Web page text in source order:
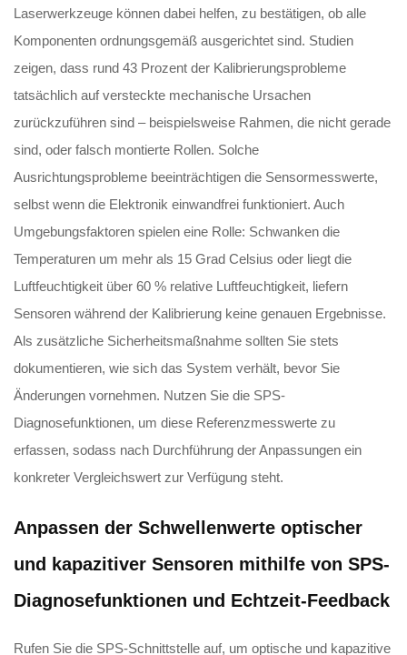
Laserwerkzeuge können dabei helfen, zu bestätigen, ob alle
Komponenten ordnungsgemäß ausgerichtet sind. Studien
zeigen, dass rund 43 Prozent der Kalibrierungsprobleme
tatsächlich auf versteckte mechanische Ursachen
zurückzuführen sind – beispielsweise Rahmen, die nicht gerade
sind, oder falsch montierte Rollen. Solche
Ausrichtungsprobleme beeinträchtigen die Sensormesswerte,
selbst wenn die Elektronik einwandfrei funktioniert. Auch
Umgebungsfaktoren spielen eine Rolle: Schwanken die
Temperaturen um mehr als 15 Grad Celsius oder liegt die
Luftfeuchtigkeit über 60 % relative Luftfeuchtigkeit, liefern
Sensoren während der Kalibrierung keine genauen Ergebnisse.
Als zusätzliche Sicherheitsmaßnahme sollten Sie stets
dokumentieren, wie sich das System verhält, bevor Sie
Änderungen vornehmen. Nutzen Sie die SPS-
Diagnosefunktionen, um diese Referenzmesswerte zu
erfassen, sodass nach Durchführung der Anpassungen ein
konkreter Vergleichswert zur Verfügung steht.
Anpassen der Schwellenwerte optischer
und kapazitiver Sensoren mithilfe von SPS-
Diagnosefunktionen und Echtzeit-Feedback
Rufen Sie die SPS-Schnittstelle auf, um optische und kapazitive